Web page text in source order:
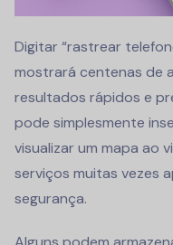
Digitar “rastrear
mostrará centenas de
resultados rápidos e
pode simplesmente
visualizar um mapa ao
serviços muitas vezes
segurança.